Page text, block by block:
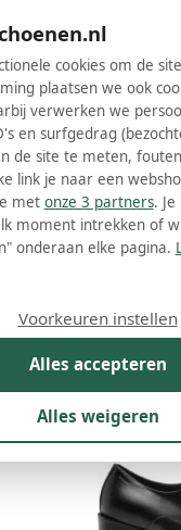
Schoenen.nl
Wis
boots
Kleur Prijs
cookies om de
plaatsen we ook
verwerken we
en surfgedrag
de site te meten,
link je naar een
met onze 3 partners. Je
moment intrekken of
onderaan elke pagina.
Alles accepteren
Alles weigeren
Voorkeuren instellen